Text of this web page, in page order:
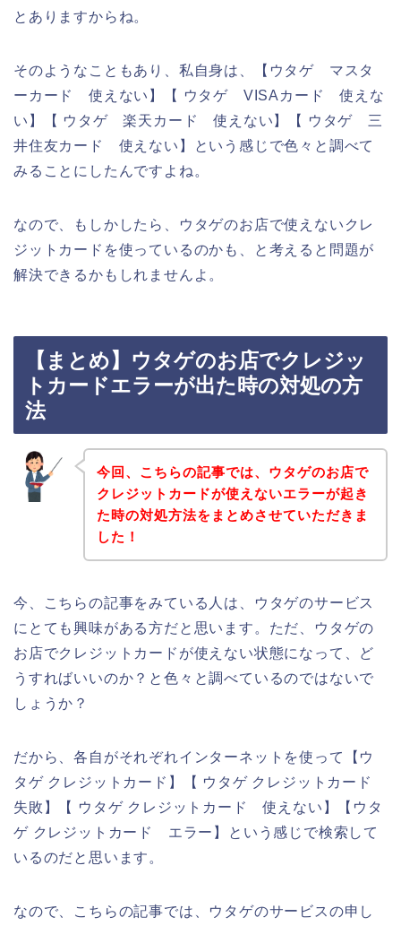
とありますからね。
そのようなこともあり、私自身は、【ウタゲ マスタ
ーカード 使えない】【 ウタゲ VISAカード 使えな
い】【 ウタゲ 楽天カード 使えない】【 ウタゲ 三
井住友カード 使えない】という感じで色々と調べて
みることにしたんですよね。
なので、もしかしたら、ウタゲのお店で使えないクレ
ジットカードを使っているのかも、と考えると問題が
解決できるかもしれませんよ。
【まとめ】ウタゲのお店でクレジッ
トカードエラーが出た時の対処の方
法
今回、こちらの記事では、ウタゲのお店で
クレジットカードが使えないエラーが起き
た時の対処方法をまとめさせていただきま
した！
今、こちらの記事をみている人は、ウタゲのサービス
にとても興味がある方だと思います。ただ、ウタゲの
お店でクレジットカードが使えない状態になって、ど
うすればいいのか？と色々と調べているのではないで
しょうか？
だから、各自がそれぞれインターネットを使って【ウ
タゲ クレジットカード】【 ウタゲ クレジットカード
失敗】【 ウタゲ クレジットカード 使えない】【ウタ
ゲ クレジットカード エラー】という感じで検索して
いるのだと思います。
なので、こちらの記事では、ウタゲのサービスの申し